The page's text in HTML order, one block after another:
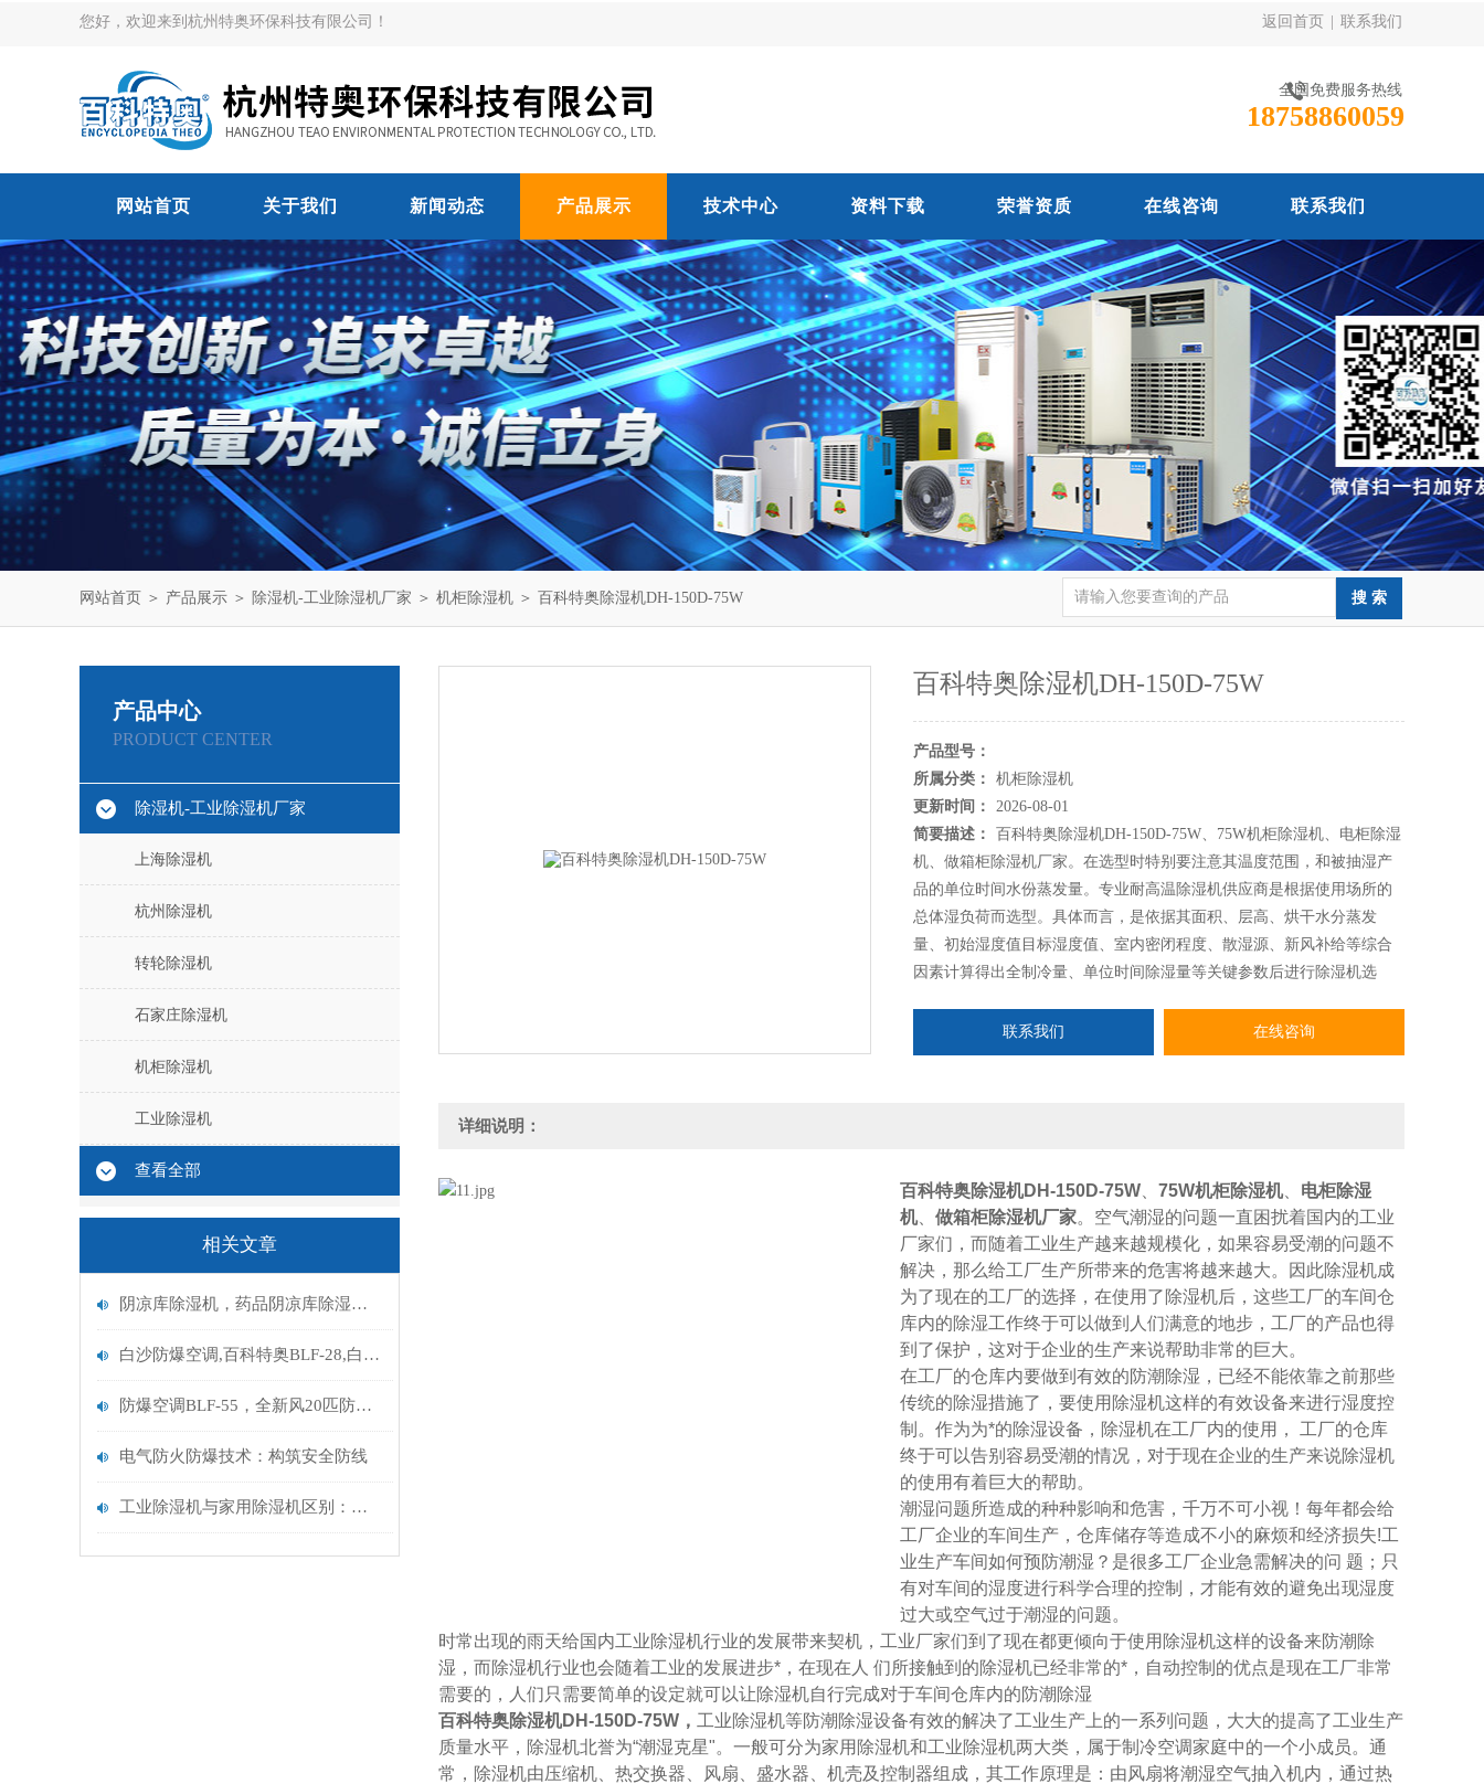
您好，欢迎来到杭州特奥环保科技有限公司！ 返回首页 联系我们
全国免费服务热线
18758860059
网站首页 关于我们 新闻动态 产品展示 技术中心 资料下载 荣誉资质 在线咨询 联系我们
网站首页 ＞ 产品展示 ＞ 除湿机-工业除湿机厂家 ＞ 机柜除湿机 ＞ 百科特奥除湿机DH-150D-75W
产品中心
PRODUCT CENTER
除湿机-工业除湿机厂家
上海除湿机
杭州除湿机
转轮除湿机
石家庄除湿机
机柜除湿机
工业除湿机
查看全部
相关文章
阴凉库除湿机，药品阴凉库除湿机DH-8240C
白沙防爆空调,百科特奥BLF-28,白沙电池室防爆空调
防爆空调BLF-55，全新风20匹防爆空调机组
电气防火防爆技术：构筑安全防线
工业除湿机与家用除湿机区别：除湿功率、抗负荷能力及工业场景适配解析
百科特奥除湿机DH-150D-75W
产品型号：
所属分类：
机柜除湿机
更新时间：
2026-08-01
简要描述：
百科特奥除湿机DH-150D-75W、75W机柜除湿机、电柜除湿
机、做箱柜除湿机厂家。在选型时特别要注意其温度范围，和被抽湿产
品的单位时间水份蒸发量。专业耐高温除湿机供应商是根据使用场所的
总体湿负荷而选型。具体而言，是依据其面积、层高、烘干水分蒸发
量、初始湿度值目标湿度值、室内密闭程度、散湿源、新风补给等综合
因素计算得出全制冷量、单位时间除湿量等关键参数后进行除湿机选
联系我们
在线咨询
详细说明：
百科特奥除湿机DH-150D-75W 75W机柜除湿机、 电柜除湿
机、 做箱柜除湿机厂家。空气潮湿的问题一直困扰着国内的工业
厂家们，而随着工业生产越来越规模化，如果容易受潮的问题不
解决，那么给工厂生产所带来的危害将越来越大。因此除湿机成
为了现在的工厂的选择，在使用了除湿机后，这些工厂的车间仓
库内的除湿工作终于可以做到人们满意的地步，工厂的产品也得
到了保护，这对于企业的生产来说帮助非常的巨大。
在工厂的仓库内要做到有效的防潮除湿，已经不能依靠之前那些
传统的除湿措施了，要使用除湿机这样的有效设备来进行湿度控
制。作为为*的除湿设备，除湿机在工厂内的使用， 工厂的仓库
终于可以告别容易受潮的情况，对于现在企业的生产来说除湿机
的使用有着巨大的帮助。
潮湿问题所造成的种种影响和危害，千万不可小视！每年都会给
工厂企业的车间生产，仓库储存等造成不小的麻烦和经济损失!工
业生产车间如何预防潮湿？是很多工厂企业急需解决的问 题；只
有对车间的湿度进行科学合理的控制，才能有效的避免出现湿度
过大或空气过于潮湿的问题。
时常出现的雨天给国内工业除湿机行业的发展带来契机，工业厂家们到了现在都更倾向于使用除湿机这样的设备来防潮除
湿，而除湿机行业也会随着工业的发展进步*，在现在人 们所接触到的除湿机已经非常的*，自动控制的优点是现在工厂非常
需要的，人们只需要简单的设定就可以让除湿机自行完成对于车间仓库内的防潮除湿
百科特奥除湿机DH-150D-75W ， 工业除湿机等防潮除湿设备有效的解决了工业生产上的一系列问题，大大的提高了工业生产
质量水平，除湿机北誉为“潮湿克星"。一般可分为家用除湿机和工业除湿机两大类，属于制冷空调家庭中的一个小成员。通
常，除湿机由压缩机、热交换器、风扇、盛水器、机壳及控制器组成，其工作原理是：由风扇将潮湿空气抽入机内，通过热